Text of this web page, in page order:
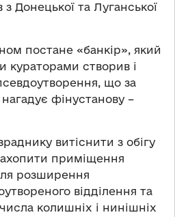
Донецької та Луганської
постане «банкір», який
кураторами створив і
що за
фінустанову –
витіснити з обігу
приміщення
розширення
відділення та
колишніх і нинішніх